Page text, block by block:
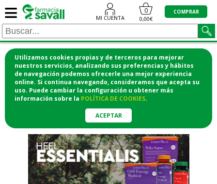
Utilizamos cookies propias y de terceros para mejorar
nuestros servicios, analizando sus preferencias y hábitos
de navegación podemos ofrecerle una mejor experiencia
online. Si continua navegando, consideramos que acepta su
uso. Puede cambiar la configuración u obtener más
información sobre la POLÍTICA DE COOKIES.
ACEPTAR
≡ MI CUENTA
0
0,00€
COMPRAR
¡COMPRA CÓMODAMENTE
DESDE CASA Y RECOGE EN LA
FARMACIA!o si lo prefieres te lo mandamos
a casa